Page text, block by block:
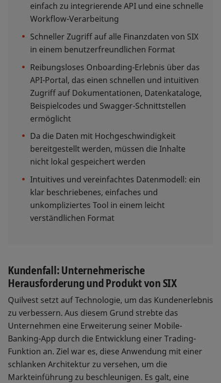
einfach zu integrierende API und eine schnelle
Workflow-Verarbeitung
Schneller Zugriff auf alle Finanzdaten von SIX
in einem benutzerfreundlichen Format
Reibungsloses Onboarding-Erlebnis über das
API-Portal, das einen schnellen und intuitiven
Zugriff auf Dokumentationen, Datenkataloge,
Beispielcodes und Swagger-Schnittstellen
ermöglicht
Da die Daten mit Hochgeschwindigkeit
bereitgestellt werden, müssen die Inhalte
nicht lokal gespeichert werden
Intuitives und vereinfachtes Datenmodell: ein
klar beschriebenes, einfaches und
unkompliziertes Tool in einem leicht
verständlichen Format
Kundenfall: Unternehmerische
Herausforderung und Produkt von SIX
Quilvest setzt auf Technologie, um das Kundenerlebnis
zu verbessern. Aus diesem Grund strebte das
Unternehmen eine Erweiterung seiner Mobile-
Banking-App durch die Entwicklung einer Trading-
Funktion an. Ziel war es, diese Anwendung mit einer
schlanken Architektur zu versehen, um die
Markteinführung zu beschleunigen. Es galt, eine